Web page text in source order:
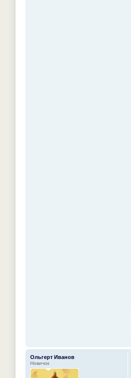
Ольгерт Иванов
Новичок